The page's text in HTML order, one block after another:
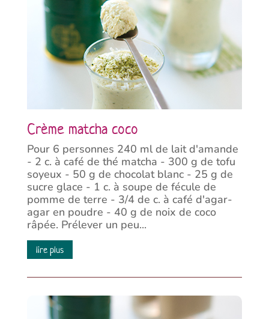
Crème matcha coco
Pour 6 personnes 240 ml de lait d'amande
- 2 c. à café de thé matcha - 300 g de tofu
soyeux - 50 g de chocolat blanc - 25 g de
sucre glace - 1 c. à soupe de fécule de
pomme de terre - 3/4 de c. à café d'agar-
agar en poudre - 40 g de noix de coco
râpée. Prélever un peu...
lire plus